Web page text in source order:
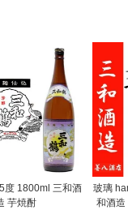
度 1800ml 三和酒
芋焼酎
玻璃
和酒造